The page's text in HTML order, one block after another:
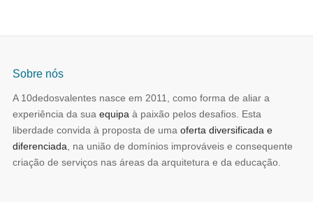
Sobre nós
A 10dedosvalentes nasce em 2011, como forma de aliar a
experiência da sua equipa à paixão pelos desafios. Esta
liberdade convida à proposta de uma oferta diversificada e
diferenciada , na união de domínios improváveis e consequente
criação de serviços nas áreas da arquitetura e da educação.